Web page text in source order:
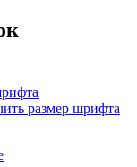
размер шрифта